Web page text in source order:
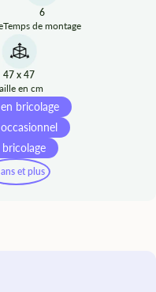
6
Temps de montage
47 x 47
en cm
bricolage
et plus